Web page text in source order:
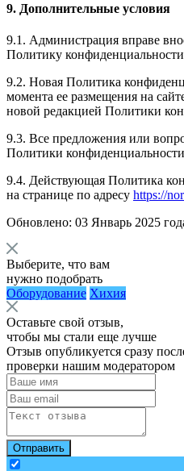
9. Дополнительные условия
9.1. Администрация вправе
Политику конфиденциальности
9.2. Новая Политика
момента ее размещения на
новой редакцией Политики
9.3. Все предложения или
Политики
9.4. Действующая Политика
на странице по адресу https://
Обновлено: 03 Январь 2025
Выберите, что вам
нужно подобрать
Оборудование Хихия
Оставьте свой отзыв,
чтобы мы стали еще лучше
Отзыв опубликуется сразу
проверки нашим модератором
Отправить